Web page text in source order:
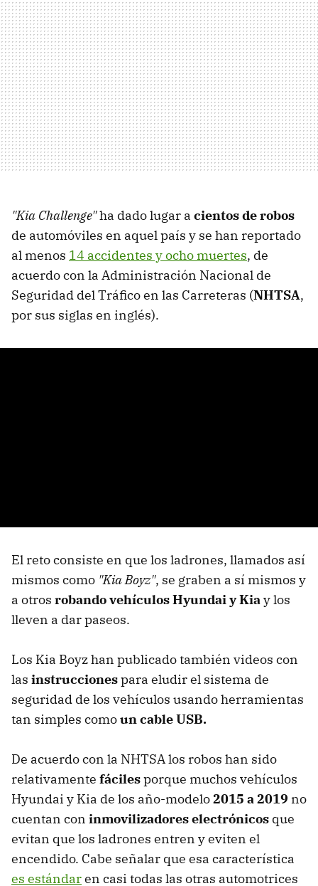
"Kia Challenge"ha dado lugar a cientos de robos
de automóviles en aquel país y se han reportado
al menos 14 accidentes y ocho muertes, de
acuerdo con la Administración Nacional de
Seguridad del Tráfico en las Carreteras (NHTSA,
por sus siglas en inglés).
El reto consiste en que los ladrones, llamados así
mismos como "Kia Boyz", se graben a sí mismos y
a otros robando vehículos Hyundai y Kiay los
lleven a dar paseos.
Los Kia Boyz han publicado también videos con
las instruccionespara eludir el sistema de
seguridad de los vehículos usando herramientas
tan simples comoun cable USB.
De acuerdo con la NHTSA los robos han sido
relativamente fácilesporque muchos vehículos
Hyundai y Kia de los año-modelo2015 a 2019 no
cuentan con inmovilizadores electrónicos que
evitan que los ladrones entren y eviten el
encendido. Cabe señalar que esa característica
es estándaren casi todas las otras automotrices